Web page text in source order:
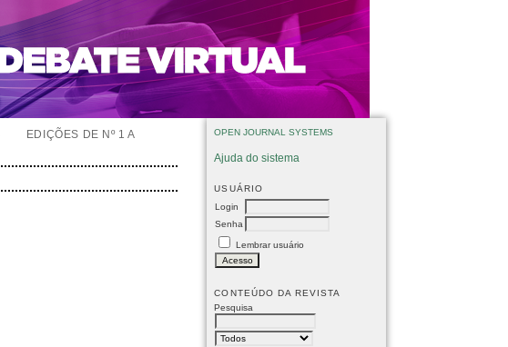
OPEN JOURNAL SYSTEMS
Ajuda do sistema
USUÁRIO
Login
Senha
Lembrar usuário
CONTEÚDO DA REVISTA
Pesquisa
EDIÇÕES DE Nº 1 A